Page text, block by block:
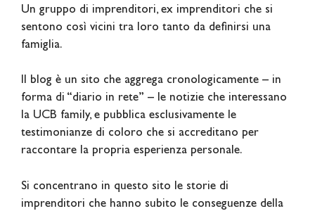
Un gruppo di imprenditori, ex imprenditori che si
sentono così vicini tra loro tanto da definirsi una
famiglia.
Il blog è un sito che aggrega cronologicamente – in
forma di “diario in rete” – le notizie che interessano
la UCB family, e pubblica esclusivamente le
testimonianze di coloro che si accreditano per
raccontare la propria esperienza personale.
Si concentrano in questo sito le storie di
imprenditori che hanno subito le conseguenze della